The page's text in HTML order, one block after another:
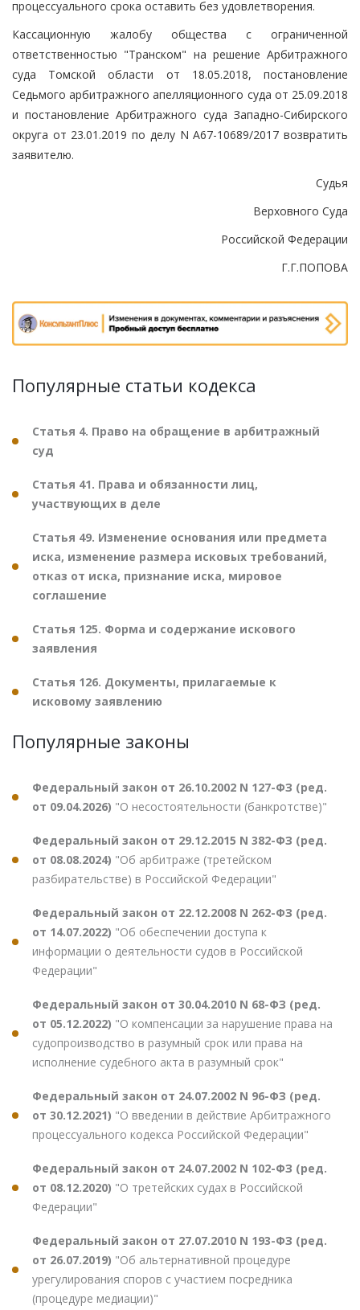
процессуального срока оставить без удовлетворения.
Кассационную жалобу общества с ограниченной
ответственностью "Транском" на решение Арбитражного
суда Томской области от 18.05.2018, постановление
Седьмого арбитражного апелляционного суда от 25.09.2018
и постановление Арбитражного суда Западно-Сибирского
округа от 23.01.2019 по делу N А67-10689/2017 возвратить
заявителю.
Судья
Верховного Суда
Российской Федерации
Г.Г.ПОПОВА
Популярные статьи кодекса
Статья 4. Право на обращение в арбитражный
суд
Статья 41. Права и обязанности лиц,
участвующих в деле
Статья 49. Изменение основания или предмета
иска, изменение размера исковых требований,
отказ от иска, признание иска, мировое
соглашение
Статья 125. Форма и содержание искового
заявления
Статья 126. Документы, прилагаемые к
исковому заявлению
Популярные законы
Федеральный закон от 26.10.2002 N 127-ФЗ (ред.
от 09.04.2026) "О несостоятельности (банкротстве)"
Федеральный закон от 29.12.2015 N 382-ФЗ (ред.
от 08.08.2024) "Об арбитраже (третейском
разбирательстве) в Российской Федерации"
Федеральный закон от 22.12.2008 N 262-ФЗ (ред.
от 14.07.2022) "Об обеспечении доступа к
информации о деятельности судов в Российской
Федерации"
Федеральный закон от 30.04.2010 N 68-ФЗ (ред.
от 05.12.2022) "О компенсации за нарушение права на
судопроизводство в разумный срок или права на
исполнение судебного акта в разумный срок"
Федеральный закон от 24.07.2002 N 96-ФЗ (ред.
от 30.12.2021) "О введении в действие Арбитражного
процессуального кодекса Российской Федерации"
Федеральный закон от 24.07.2002 N 102-ФЗ (ред.
от 08.12.2020) "О третейских судах в Российской
Федерации"
Федеральный закон от 27.07.2010 N 193-ФЗ (ред.
от 26.07.2019) "Об альтернативной процедуре
урегулирования споров с участием посредника
(процедуре медиации)"